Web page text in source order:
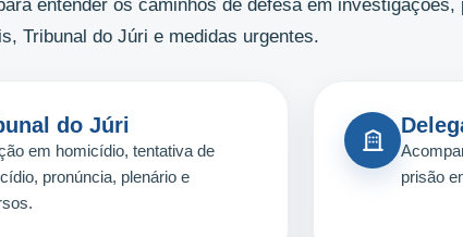
entender os caminhos de defesa em investigações,
Tribunal do Júri e medidas urgentes.
do Júri
em homicídio, tentativa de
pronúncia, plenário e
prisão